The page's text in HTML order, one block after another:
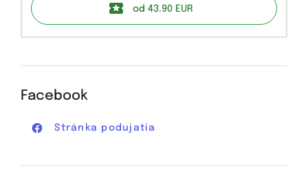
od 43.90 EUR
Facebook
Stránka podujatia